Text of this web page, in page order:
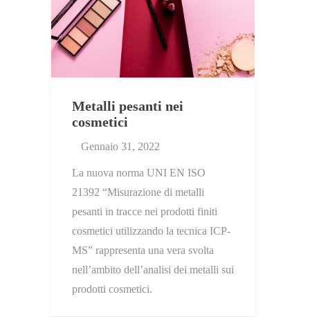
Metalli pesanti nei
cosmetici
Gennaio 31, 2022
La nuova norma UNI EN ISO
21392 “Misurazione di metalli
pesanti in tracce nei prodotti finiti
cosmetici utilizzando la tecnica ICP-
MS” rappresenta una vera svolta
nell’ambito dell’analisi dei metalli sui
prodotti cosmetici.